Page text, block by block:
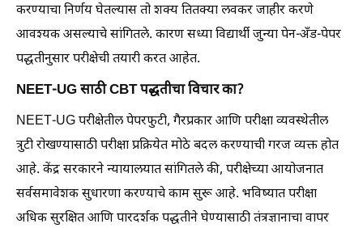
करण्याचा निर्णय घेतल्यास तो शक्य तितक्या लवकर जाहीर करणे
आवश्यक असल्याचे सांगितले. कारण सध्या विद्यार्थी जुन्या पेन-अँड-पेपर
पद्धतीनुसार परीक्षेची तयारी करत आहेत.
NEET-UG साठी CBT पद्धतीचा विचार का?
NEET-UG परीक्षेतील पेपरफुटी, गैरप्रकार आणि परीक्षा व्यवस्थेतील
त्रुटी रोखण्यासाठी परीक्षा प्रक्रियेत मोठे बदल करण्याची गरज व्यक्त होत
आहे. केंद्र सरकारने न्यायालयात सांगितले की, परीक्षेच्या आयोजनात
सर्वसमावेशक सुधारणा करण्याचे काम सुरू आहे. भविष्यात परीक्षा
अधिक सुरक्षित आणि पारदर्शक पद्धतीने घेण्यासाठी तंत्रज्ञानाचा वापर